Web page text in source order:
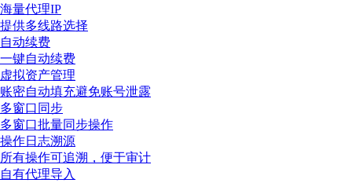
海量代理IP
提供多线路选择
自动续费
一键自动续费
虚拟资产管理
账密自动填充避免账号泄露
多窗口同步
多窗口批量同步操作
操作日志溯源
所有操作可追溯，便于审计
自有代理导入